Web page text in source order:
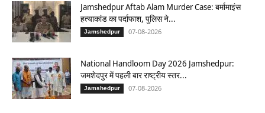
Jamshedpur Aftab Alam Murder Case: बर्मामाइंस
हत्याकांड का पर्दाफाश, पुलिस ने...
Jamshedpur 07-08-2026
National Handloom Day 2026 Jamshedpur:
जमशेदपुर में पहली बार राष्ट्रीय स्तर...
Jamshedpur 07-08-2026